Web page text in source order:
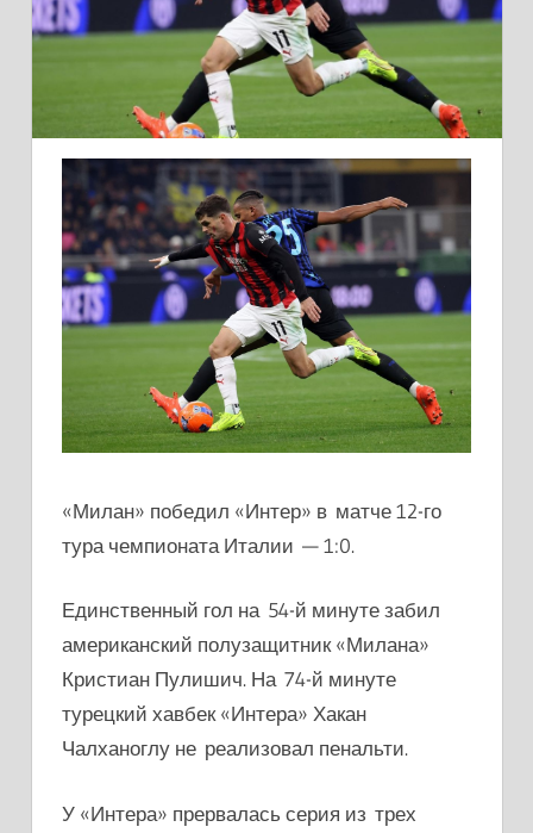
«Милан» победил «Интер» в матче 12-го
тура чемпионата Италии — 1:0.
Единственный гол на 54-й минуте забил
американский полузащитник «Милана»
Кристиан Пулишич. На 74-й минуте
турецкий хавбек «Интера» Хакан
Чалханоглу не реализовал пенальти.
У «Интера» прервалась серия из трех